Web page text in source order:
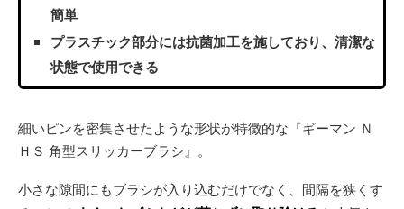
簡単
プラスチック部分には抗菌加工を施しており、清潔な
状態で使用できる
細いピンを密集させたような形状が特徴的な『ギーマン Ｎ
ＨＳ 角型スリッカーブラシ』。
小さな隙間にもブラシが入り込むだけでなく、間隔を狭くす